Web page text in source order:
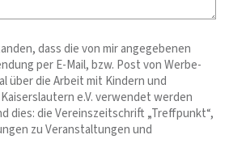
dass die von mir angegebenen
per E-Mail, bzw. Post von Werbe-
über die Arbeit mit Kindern und
e.V. verwendet werden
dies: die Vereinszeitschrift „Treffpunkt“,
zu Veranstaltungen und